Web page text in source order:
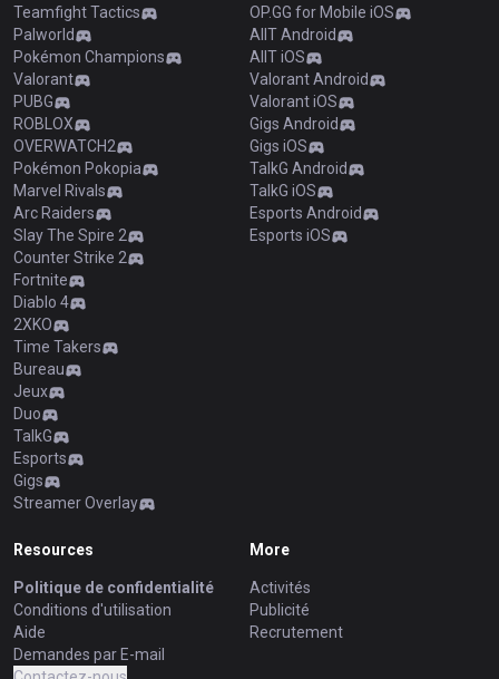
Teamfight Tactics
Palworld
Pokémon Champions
Valorant
PUBG
ROBLOX
OVERWATCH2
Pokémon Pokopia
Marvel Rivals
Arc Raiders
Slay The Spire 2
Counter Strike 2
Fortnite
Diablo 4
2XKO
Time Takers
Bureau
Jeux
Duo
TalkG
Esports
Gigs
Streamer Overlay
OP.GG for Mobile iOS
AllT Android
AllT iOS
Valorant Android
Valorant iOS
Gigs Android
Gigs iOS
TalkG Android
TalkG iOS
Esports Android
Esports iOS
Resources
Politique de confidentialité
Conditions d'utilisation
Aide
Demandes par E-mail
More
Activités
Publicité
Recrutement